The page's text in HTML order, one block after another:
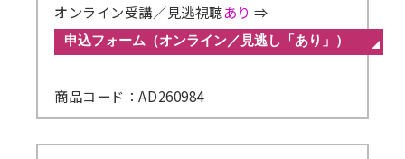
オンライン受講／見逃視聴あり ⇒
商品コード：AD260984